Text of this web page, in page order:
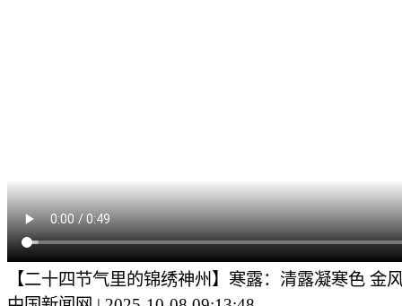
【二十四节气里的锦绣神州】寒露：清露凝寒色 金